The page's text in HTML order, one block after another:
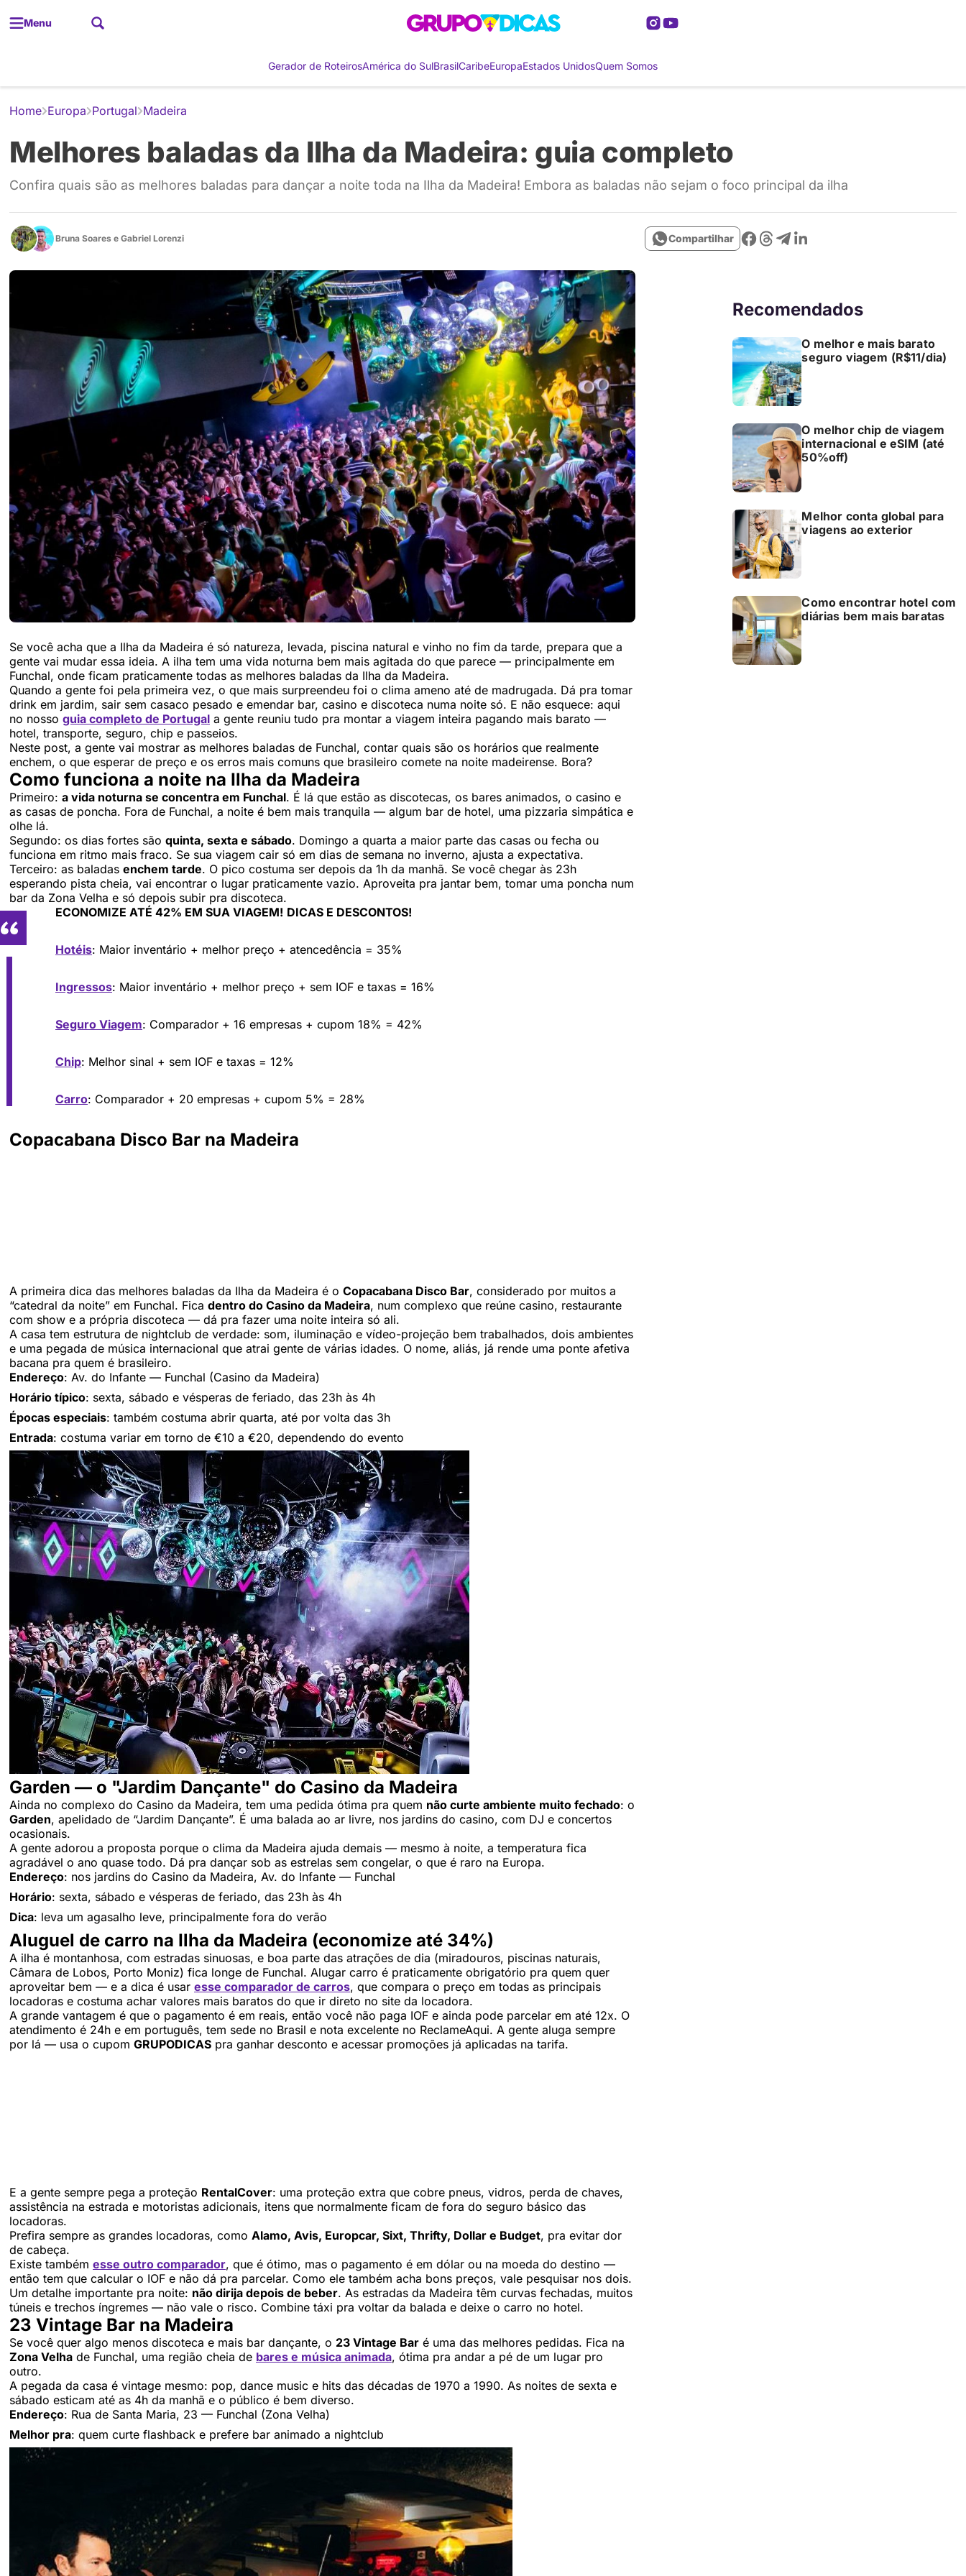
Menu
Gerador de RoteirosAmérica do SulBrasilCaribeEuropaEstados UnidosQuem Somos
Home Europa Portugal Madeira
Melhores baladas da Ilha da Madeira: guia completo
Confira quais são as melhores baladas para dançar a noite toda na Ilha da Madeira! Embora as baladas não sejam o foco principal da ilha
Bruna Soares e Gabriel Lorenzi Compartilhar
Se você acha que a Ilha da Madeira é só natureza, levada, piscina natural e vinho no fim da tarde, prepara que a
gente vai mudar essa ideia. A ilha tem uma vida noturna bem mais agitada do que parece — principalmente em
Funchal, onde ficam praticamente todas as melhores baladas da Ilha da Madeira.
Quando a gente foi pela primeira vez, o que mais surpreendeu foi o clima ameno até de madrugada. Dá pra tomar
drink em jardim, sair sem casaco pesado e emendar bar, casino e discoteca numa noite só. E não esquece: aqui
no nosso guia completo de Portugal a gente reuniu tudo pra montar a viagem inteira pagando mais barato —
hotel, transporte, seguro, chip e passeios.
Neste post, a gente vai mostrar as melhores baladas de Funchal, contar quais são os horários que realmente
enchem, o que esperar de preço e os erros mais comuns que brasileiro comete na noite madeirense. Bora?
Como funciona a noite na Ilha da Madeira
Primeiro: a vida noturna se concentra em Funchal. É lá que estão as discotecas, os bares animados, o casino e
as casas de poncha. Fora de Funchal, a noite é bem mais tranquila — algum bar de hotel, uma pizzaria simpática e
olhe lá.
Segundo: os dias fortes são quinta, sexta e sábado. Domingo a quarta a maior parte das casas ou fecha ou
funciona em ritmo mais fraco. Se sua viagem cair só em dias de semana no inverno, ajusta a expectativa.
Terceiro: as baladas enchem tarde. O pico costuma ser depois da 1h da manhã. Se você chegar às 23h
esperando pista cheia, vai encontrar o lugar praticamente vazio. Aproveita pra jantar bem, tomar uma poncha num
bar da Zona Velha e só depois subir pra discoteca.
ECONOMIZE ATÉ 42% EM SUA VIAGEM! DICAS E DESCONTOS!
Hotéis: Maior inventário + melhor preço + atencedência = 35%
Ingressos: Maior inventário + melhor preço + sem IOF e taxas = 16%
Seguro Viagem: Comparador + 16 empresas + cupom 18% = 42%
Chip: Melhor sinal + sem IOF e taxas = 12%
Carro: Comparador + 20 empresas + cupom 5% = 28%
Copacabana Disco Bar na Madeira
A primeira dica das melhores baladas da Ilha da Madeira é o Copacabana Disco Bar, considerado por muitos a
“catedral da noite” em Funchal. Fica dentro do Casino da Madeira, num complexo que reúne casino, restaurante
com show e a própria discoteca — dá pra fazer uma noite inteira só ali.
A casa tem estrutura de nightclub de verdade: som, iluminação e vídeo-projeção bem trabalhados, dois ambientes
e uma pegada de música internacional que atrai gente de várias idades. O nome, aliás, já rende uma ponte afetiva
bacana pra quem é brasileiro.
Endereço: Av. do Infante — Funchal (Casino da Madeira)
Horário típico: sexta, sábado e vésperas de feriado, das 23h às 4h
Épocas especiais: também costuma abrir quarta, até por volta das 3h
Entrada: costuma variar em torno de €10 a €20, dependendo do evento
Garden — o "Jardim Dançante" do Casino da Madeira
Ainda no complexo do Casino da Madeira, tem uma pedida ótima pra quem não curte ambiente muito fechado: o
Garden, apelidado de “Jardim Dançante”. É uma balada ao ar livre, nos jardins do casino, com DJ e concertos
ocasionais.
A gente adorou a proposta porque o clima da Madeira ajuda demais — mesmo à noite, a temperatura fica
agradável o ano quase todo. Dá pra dançar sob as estrelas sem congelar, o que é raro na Europa.
Endereço: nos jardins do Casino da Madeira, Av. do Infante — Funchal
Horário: sexta, sábado e vésperas de feriado, das 23h às 4h
Dica: leva um agasalho leve, principalmente fora do verão
Aluguel de carro na Ilha da Madeira (economize até 34%)
A ilha é montanhosa, com estradas sinuosas, e boa parte das atrações de dia (miradouros, piscinas naturais,
Câmara de Lobos, Porto Moniz) fica longe de Funchal. Alugar carro é praticamente obrigatório pra quem quer
aproveitar bem — e a dica é usar esse comparador de carros, que compara o preço em todas as principais
locadoras e costuma achar valores mais baratos do que ir direto no site da locadora.
A grande vantagem é que o pagamento é em reais, então você não paga IOF e ainda pode parcelar em até 12x. O
atendimento é 24h e em português, tem sede no Brasil e nota excelente no ReclameAqui. A gente aluga sempre
por lá — usa o cupom GRUPODICAS pra ganhar desconto e acessar promoções já aplicadas na tarifa.
E a gente sempre pega a proteção RentalCover: uma proteção extra que cobre pneus, vidros, perda de chaves,
assistência na estrada e motoristas adicionais, itens que normalmente ficam de fora do seguro básico das
locadoras.
Prefira sempre as grandes locadoras, como Alamo, Avis, Europcar, Sixt, Thrifty, Dollar e Budget, pra evitar dor
de cabeça.
Existe também esse outro comparador, que é ótimo, mas o pagamento é em dólar ou na moeda do destino —
então tem que calcular o IOF e não dá pra parcelar. Como ele também acha bons preços, vale pesquisar nos dois.
Um detalhe importante pra noite: não dirija depois de beber. As estradas da Madeira têm curvas fechadas, muitos
túneis e trechos íngremes — não vale o risco. Combine táxi pra voltar da balada e deixe o carro no hotel.
23 Vintage Bar na Madeira
Se você quer algo menos discoteca e mais bar dançante, o 23 Vintage Bar é uma das melhores pedidas. Fica na
Zona Velha de Funchal, uma região cheia de bares e música animada, ótima pra andar a pé de um lugar pro
outro.
A pegada da casa é vintage mesmo: pop, dance music e hits das décadas de 1970 a 1990. As noites de sexta e
sábado esticam até as 4h da manhã e o público é bem diverso.
Endereço: Rua de Santa Maria, 23 — Funchal (Zona Velha)
Melhor pra: quem curte flashback e prefere bar animado a nightclub
Recomendados
O melhor e mais barato
seguro viagem (R$11/dia)
O melhor chip de viagem
internacional e eSIM (até
50%off)
Melhor conta global para
viagens ao exterior
Como encontrar hotel com
diárias bem mais baratas